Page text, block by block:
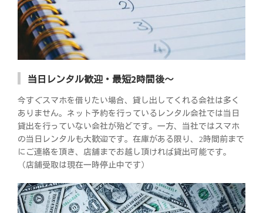
当日レンタル歓迎・最短2時間後～
今すぐスマホを借りたい場合、貸し出してくれる会社は多く
ありません。ネット予約を行っているレンタル会社では当日
貸出を行っていない会社が殆どです。一方、当社ではスマホ
の当日レンタルも大歓迎です。在庫がある限り、2時間前まで
にご連絡を頂き、店舗までお越し頂ければ貸出可能です。
（店舗受取は現在一時停止中です）